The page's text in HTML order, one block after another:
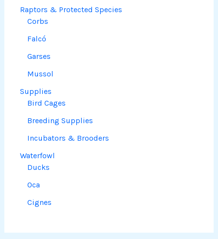
Raptors & Protected Species
Corbs
Falcó
Garses
Mussol
Supplies
Bird Cages
Breeding Supplies
Incubators & Brooders
Waterfowl
Ducks
Oca
Cignes